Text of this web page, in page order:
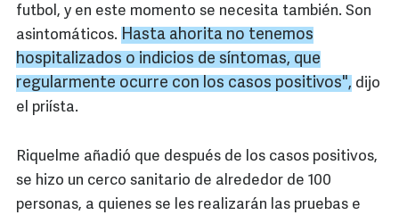
futbol, y en este momento se necesita también. Son
asintomáticos. Hasta ahorita no tenemos
hospitalizados o indicios de síntomas, que
regularmente ocurre con los casos positivos", dijo
el priísta.
Riquelme añadió que después de los casos positivos,
se hizo un cerco sanitario de alrededor de 100
personas, a quienes se les realizarán las pruebas e